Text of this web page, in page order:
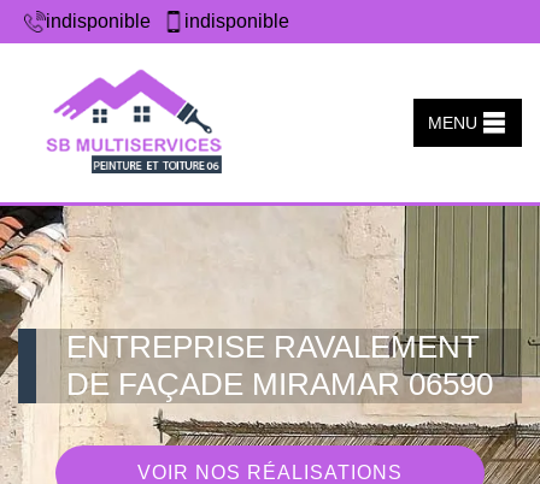
indisponible indisponible
MENU
ENTREPRISE RAVALEMENT
DE FAÇADE MIRAMAR 06590
VOIR NOS RÉALISATIONS